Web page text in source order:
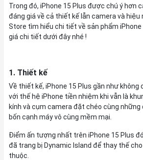
Trong đó, iPhone 15 Plus được chú ý hơn
đáng giá về cả thiết kế lẫn camera và hiệu
Store tìm hiểu chi tiết về sản phẩm iPhone
giá chi tiết dưới đây nhé !
1. Thiết kế
Về thiết kế, iPhone 15 Plus gần như không
với thế hệ iPhone tiền nhiệm khi vẫn là
kính và cụm camera đặt chéo cùng
bốn cạnh máy vô cùng mềm mại.
Điểm ấn tượng nhất trên iPhone 15 Plus
đã trang bị Dynamic Island để thay thế
thuộc.